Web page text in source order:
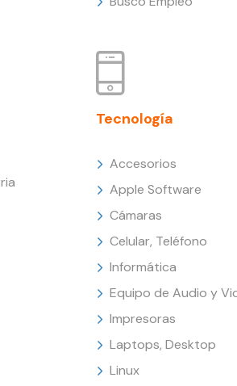
Tecnología
Accesorios
Apple Software
Cámaras
Celular, Teléfono
Informática
Equipo de Audio y
Impresoras
Laptops, Desktop
Linux